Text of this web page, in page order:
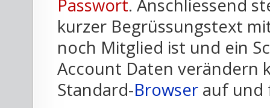
Passwort. Anschliessend
kurzer Begrüssungstext
noch Mitglied ist und ein
Account Daten verändern
Standard-Browser auf und